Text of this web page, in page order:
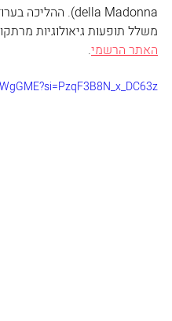
della Madonna). ההליכה
משלל תופעות גיאולוגיות
האתר הרשמי.